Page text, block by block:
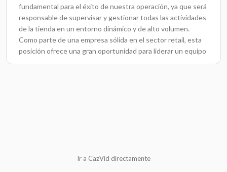
fundamental para el éxito de nuestra operación, ya que será
responsable de supervisar y gestionar todas las actividades
de la tienda en un entorno dinámico y de alto volumen.
Como parte de una empresa sólida en el sector retail, esta
posición ofrece una gran oportunidad para liderar un equipo
y optimizar la experiencia del cliente, garantizando el
años como Jefe de Tienda o puestos similaresOrientado a
Ir a CazVid directamente